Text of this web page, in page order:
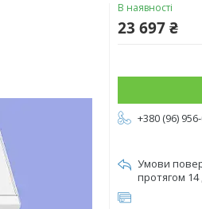
В наявності
23 697 ₴
+380 (96)
протягом 14